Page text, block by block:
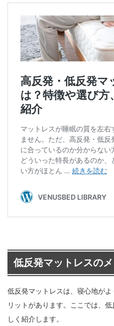
低反発マットレスのメ
低反発マットレスは、寝心地が
リットがあります。ここでは、
しく紹介します。